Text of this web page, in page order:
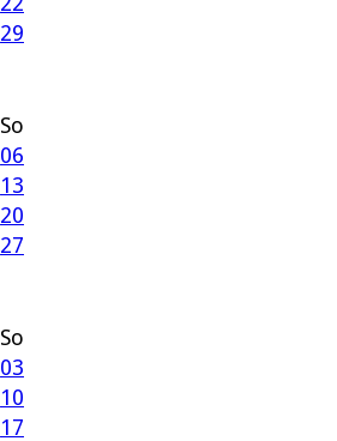
29
So
06
13
20
27
So
03
10
17